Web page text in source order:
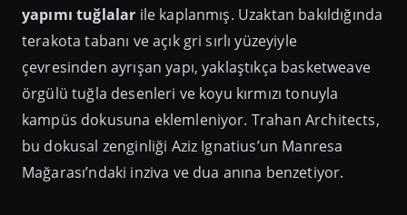
yapımı tuğlalar ile kaplanmış. Uzaktan bakıldığında
terakota tabanı ve açık gri sırlı yüzeyiyle
çevresinden ayrışan yapı, yaklaştıkça basketweave
örgülü tuğla desenleri ve koyu kırmızı tonuyla
kampüs dokusuna eklemleniyor. Trahan Architects,
bu dokusal zenginliği Aziz Ignatius’un Manresa
Mağarası’ndaki inziva ve dua anına benzetiyor.